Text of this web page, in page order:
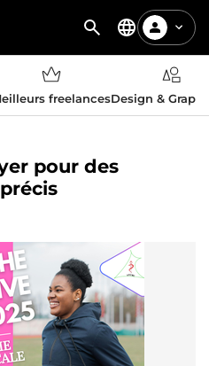
freelancesDesign &
pour des